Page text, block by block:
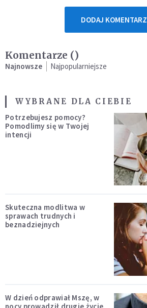
DODAJ KOMENTARZ
Komentarze ()
Najnowsze Najpopularniejsze
WYBRANE DLA CIEBIE
Potrzebujesz pomocy?
Pomodlimy się w Twojej
intencji
Skuteczna modlitwa w
sprawach trudnych i
beznadziejnych
W dzień odprawiał Mszę, w